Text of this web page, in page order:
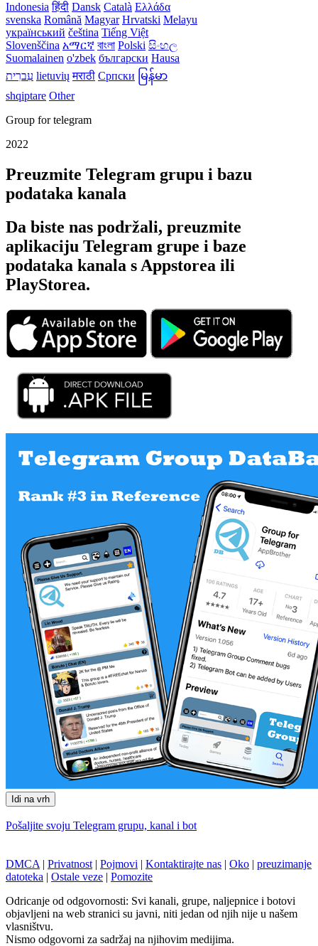
Indonesia हिंदी Dansk‎ Català Ελλάδα
svenska Română Magyar Hrvatski Melayu
український čeština Tiếng Việt
Slovenščina አማርኛ বাংলা Polski සිංහල
Suomalainen o'zbek български Hausa
עִברִית lietuvių मराठी Српски မြန်မာ
shqiptare Other
Group for telegram
2022
Preuzmite Telegram grupu i bazu
podataka kanala
Da biste nas podržali, preuzmite
aplikaciju Telegram grupe i baze
podataka kanala s Appstorea ili
PlayStorea.
Idi na vrh
Pošaljite svoju Telegram grupu, kanal i bot
DMCA | Privatnost | Pojmovi | Kontaktirajte nas | Oko | preuzimanje
datoteka | Ostale veze | Pomozite
Odricanje od odgovornosti: Svi kanali, grupe, naljepnice i botovi
objavljeni na web stranici su javni, niti jedan od njih nije u našem
vlasništvu.
Nismo odgovorni za sadržaj na njihovim medijima.